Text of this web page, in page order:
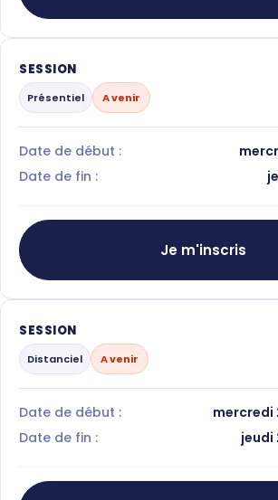
SESSION
Présentiel A venir
Date de début :
Date de fin :
Je m'inscris
SESSION
Distanciel A venir
Date de début :
mercredi
Date de fin :
jeudi